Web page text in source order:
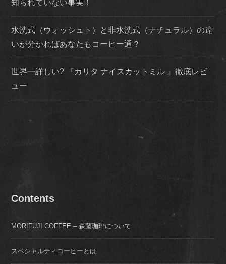
知られていない事実！
水洗式（ウォッシュト）と非水洗式（ナチュラル）の違
いが分かればあなたもコーヒー通？
世界一詳しい? 『カリタ ナイスカットミル 』徹底レビ
ュー
Contents
MORIFUJI COFFEE – 森藤珈琲について
スペシャルティコーヒーとは